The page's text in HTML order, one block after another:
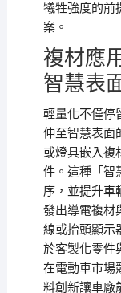
犧牲強度的前
案。
複材應
智慧表
輕量化不僅停
伸至智慧表面
或燈具嵌入複
件。這種「智
序，並提升車
發出導電複材
線或抬頭顯示
於客製化零件
在電動車市場
料創新讓車廠